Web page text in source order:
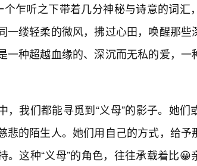
乍听之下带着几分神秘与诗意的词汇
一缕轻柔的微风，拂过心田，唤醒那些
一种超越血缘的、深沉而无私的爱，一
，我们都能寻觅到“义母”的影子。她
悲的陌生人。她们用自己的方式，给
。这种“义母”的角色，往往承载着比